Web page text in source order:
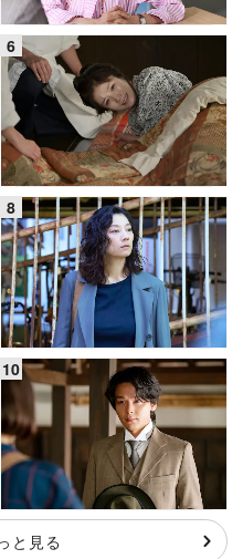
と見る